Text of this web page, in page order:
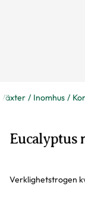
Växter Inomhus
Eucalyptus
Verklighetstrogen